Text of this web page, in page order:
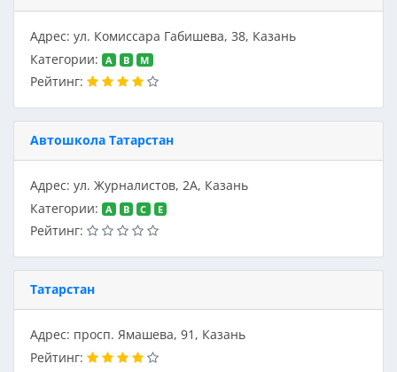
Адрес: ул. Комиссара Габишева, 38, Казань
Категории:
A B M
Рейтинг:
Автошкола Татарстан
Адрес: ул. Журналистов, 2А, Казань
Категории:
A B C E
Рейтинг:
Татарстан
Адрес: просп. Ямашева, 91, Казань
Рейтинг: